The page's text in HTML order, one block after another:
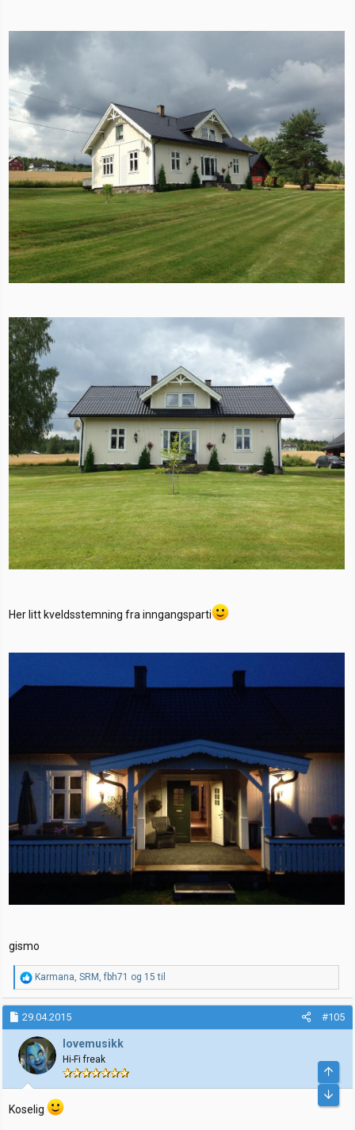
Her litt kveldsstemning fra inngangsparti
gismo
R
e
a
k
j
o
n
e
r
:
Karmana SRM fbh71 og 15 til
29.04.2015 #105
lovemusikk
Hi-Fi freak
Koselig